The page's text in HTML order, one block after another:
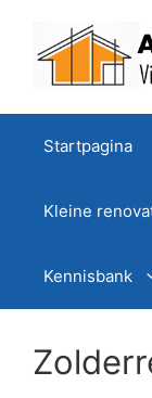
Startpagina
Kleine
Kennisbank